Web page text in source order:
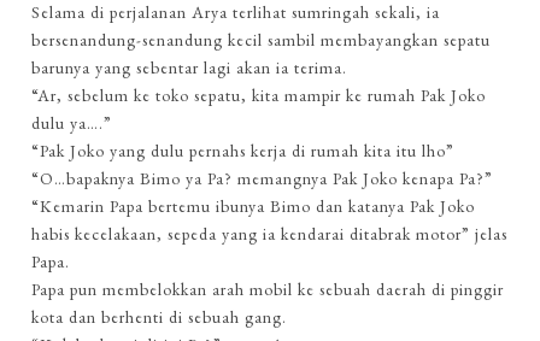
Selama di perjalanan Arya terlihat sumringah sekali, ia
bersenandung-senandung kecil sambil membayangkan sepatu
barunya yang sebentar lagi akan ia terima.
“Ar, sebelum ke toko sepatu, kita mampir ke rumah Pak Joko
dulu ya….”
“Pak Joko yang dulu pernahs kerja di rumah kita itu lho”
“O…bapaknya Bimo ya Pa? memangnya Pak Joko kenapa Pa?”
“Kemarin Papa bertemu ibunya Bimo dan katanya Pak Joko
habis kecelakaan, sepeda yang ia kendarai ditabrak motor” jelas
Papa.
Papa pun membelokkan arah mobil ke sebuah daerah di pinggir
kota dan berhenti di sebuah gang.